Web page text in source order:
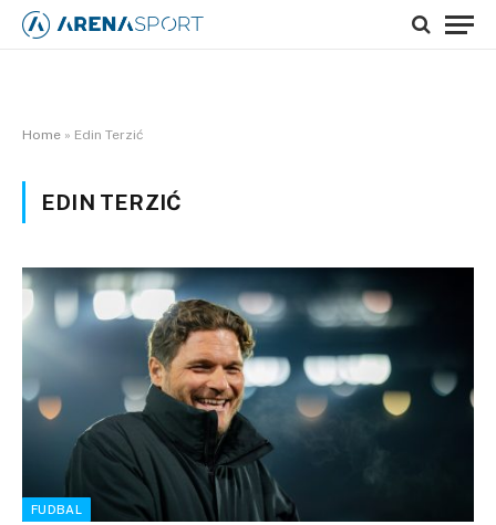
Home » Edin Terzić
EDIN TERZIĆ
FUDBAL